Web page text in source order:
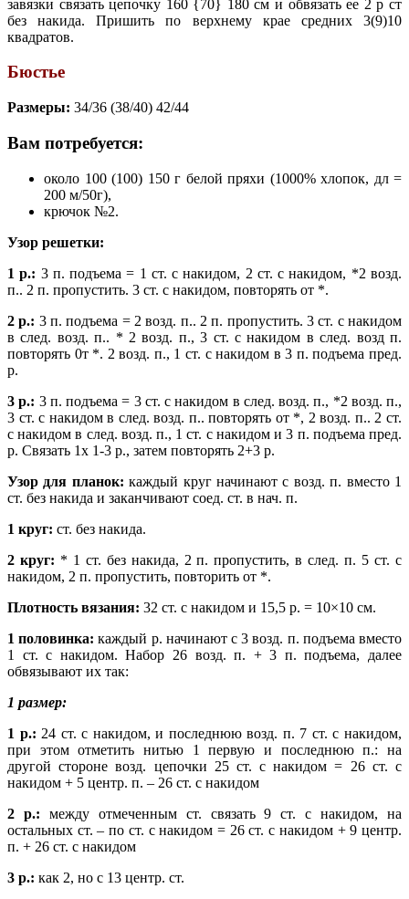
завязки связать цепочку 160 {70} 180 см и обвязать ее 2 р ст
без накида. Пришить по верхнему крае средних 3(9)10
квадратов.
Бюстье
Размеры: 34/36 (38/40) 42/44
Вам потребуется:
около 100 (100) 150 г белой пряхи (1000% хлопок, дл =
200 м/50г),
крючок №2.
Узор решетки:
1 р.: 3 п. подъема = 1 ст. с накидом, 2 ст. с накидом, *2 возд.
п.. 2 п. пропустить. 3 ст. с накидом, повторять от *.
2 р.: 3 п. подъема = 2 возд. п.. 2 п. пропустить. 3 ст. с накидом
в след. возд. п.. * 2 возд. п., 3 ст. с накидом в след. возд п.
повторять 0т *. 2 возд. п., 1 ст. с накидом в 3 п. подъема пред.
р.
3 р.: 3 п. подъема = 3 ст. с накидом в след. возд. п., *2 возд. п.,
3 ст. с накидом в след. возд. п.. повторять от *, 2 возд. п.. 2 ст.
с накидом в след. возд. п., 1 ст. с накидом и 3 п. подъема пред.
р. Связать 1х 1-3 р., затем повторять 2+3 р.
Узор для планок: каждый круг начинают с возд. п. вместо 1
ст. без накида и заканчивают соед. ст. в нач. п.
1 круг: ст. без накида.
2 круг: * 1 ст. без накида, 2 п. пропустить, в след. п. 5 ст. с
накидом, 2 п. пропустить, повторить oт *.
Плотность вязания: 32 ст. с накидом и 15,5 р. = 10×10 см.
1 половинка: каждый р. начинают с 3 возд. п. подъема вместо
1 ст. с накидом. Набор 26 возд. п. + 3 п. подъема, далее
обвязывают их так:
1 размер:
1 р.: 24 ст. с накидом, и последнюю возд. п. 7 ст. с накидом,
при этом отметить нитью 1 первую и последнюю п.: на
другой стороне возд. цепочки 25 ст. с накидом = 26 ст. с
накидом + 5 центр. п. – 26 ст. с накидом
2 р.: между отмеченным ст. связать 9 ст. с накидом, на
остальных ст. – по ст. с накидом = 26 ст. с накидом + 9 центр.
п. + 26 ст. с накидом
3 р.: как 2, но с 13 центр. ст.